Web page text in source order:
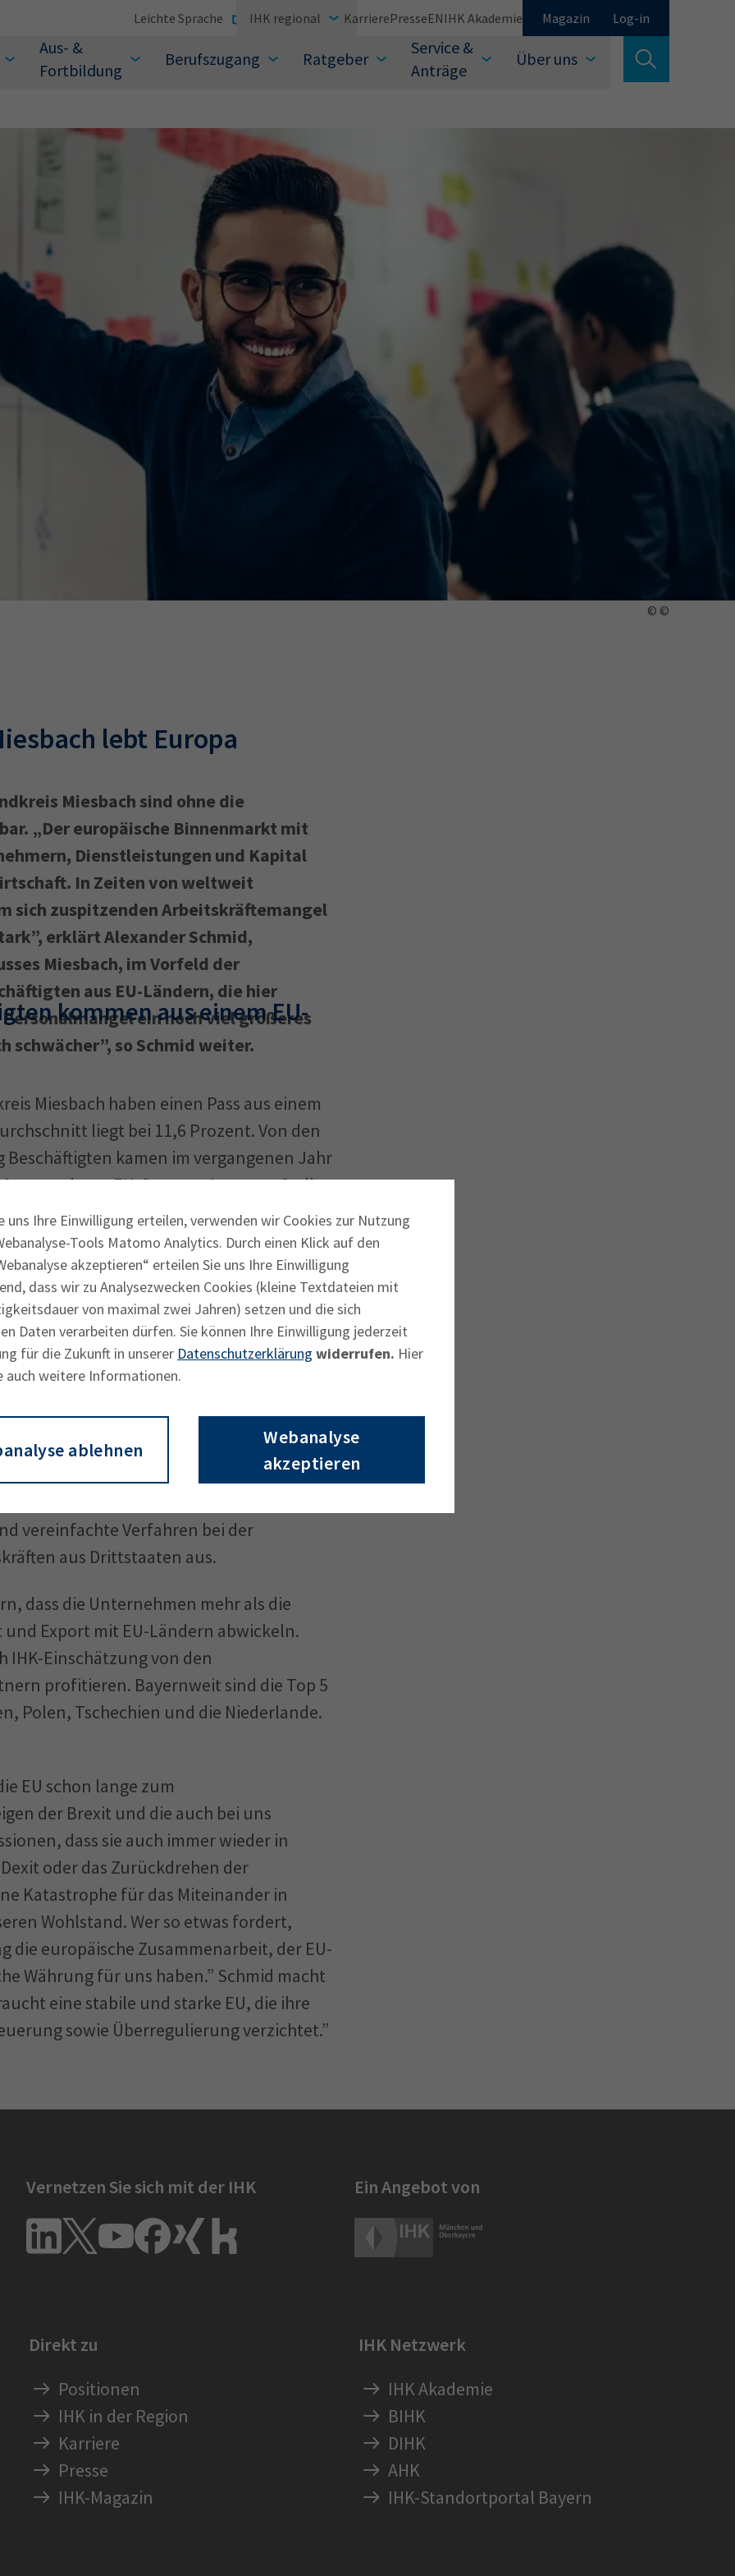
Aus- &
Fortbildung
Berufszugang Ratgeber
Service &
Anträge
Über uns
Leichte Sprache IHK regional KarrierePresseEN IHK Akademie Magazin Log-in
Schließen
Suche verlassen
Sie?
auch aus den meistgesuchten Begriffen vorauswählen
Ausbildungsvertrag AdA
Prüfungstermine
Negativerklärung Sachkundeprüfung
Berichtsheft
Prüfbericht
uns Ihre Einwilligung erteilen, verwenden wir Cookies zur Nutzung
Tools Matomo Analytics. Durch einen Klick auf den
akzeptieren“ erteilen Sie uns Ihre Einwilligung
dass wir zu Analysezwecken Cookies (kleine Textdateien mit
von maximal zwei Jahren) setzen und die sich
Daten verarbeiten dürfen. Sie können Ihre Einwilligung jederzeit
für die Zukunft in unserer Datenschutzerklärung widerrufen. Hier
auch weitere Informationen.
ablehnen
Webanalyse
akzeptieren
© ©
lebt Europa
Miesbach sind ohne die
„Der europäische Binnenmarkt mit
Dienstleistungen und Kapital
In Zeiten von weltweit
sich zuspitzenden Arbeitskräftemangel
erklärt Alexander Schmid,
Miesbach, im Vorfeld der
aus EU-Ländern, die hier
ein noch viel größeres
schwächer”, so Schmid weiter.
kommen aus einem EU-
Miesbach haben einen Pass aus einem
liegt bei 11,6 Prozent. Von den
kamen im vergangenen Jahr
anderen EU-Staaten. An erster Stelle
gefolgt von Kroatien (645
Seit 2015 ist die Zahl der EU-
angestiegen.
Ländern zunehmend zu einem Problem
Beschäftigten auch im Landkreis immer
qualifizierten Arbeitskräften aus
laut Arbeitsagentur rund 800
Landkreis. Deren Anzahl hat sich seit
aus anderen Nicht-EU-Staaten
Afrika (260) und auch zunehmend aus
unverzichtbar. Die IHK spricht
vereinfachte Verfahren bei der
aus Drittstaaten aus.
dass die Unternehmen mehr als die
Export mit EU-Ländern abwickeln.
IHK-Einschätzung von den
profitieren. Bayernweit sind die Top 5
Polen, Tschechien und die Niederlande.
EU schon lange zum
der Brexit und die auch bei uns
dass sie auch immer wieder in
oder das Zurückdrehen der
Katastrophe für das Miteinander in
Wohlstand. Wer so etwas fordert,
europäische Zusammenarbeit, der EU-
Währung für uns haben.” Schmid macht
eine stabile und starke EU, die ihre
sowie Überregulierung verzichtet.”
Vernetzen Sie sich mit der IHK Ein Angebot von
Direkt zu
Positionen
IHK in der Region
Karriere
Presse
IHK-Magazin
IHK Netzwerk
IHK Akademie
BIHK
DIHK
AHK
IHK-Standortportal Bayern